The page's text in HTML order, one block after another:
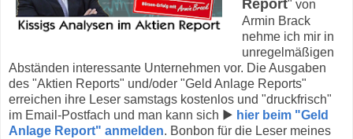
Report" von
Armin Brack
nehme ich mir in
unregelmäßigen
Abständen interessante Unternehmen vor. Die Ausgaben
des "Aktien Reports" und/oder "Geld Anlage Reports"
erreichen ihre Leser samstags kostenlos und "druckfrisch"
im Email-Postfach und man kann sich ▶ hier beim "Geld
Anlage Report" anmelden. Bonbon für die Leser meines